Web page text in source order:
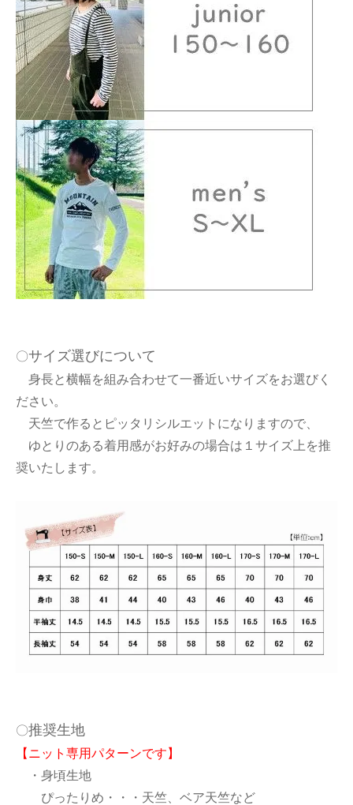
〇サイズ選びについて
身長と横幅を組み合わせて一番近いサイズをお選びく
ださい。
天竺で作るとピッタリシルエットになりますので、
ゆとりのある着用感がお好みの場合は１サイズ上を推
奨いたします。
〇推奨生地
【ニット専用パターンです】
・身頃生地
ぴったりめ・・・天竺、ベア天竺など